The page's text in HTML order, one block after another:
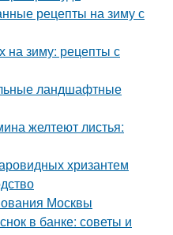
рецепты на зиму с
на зиму: рецепты с
ландшафтные
желтеют листья:
хризантем
Москвы
в банке: советы и